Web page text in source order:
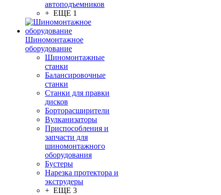
автоподъемников
+ ЕЩЕ 1
Шиномонтажное
оборудование
Шиномонтажные
станки
Балансировочные
станки
Станки для правки
дисков
Борторасширители
Вулканизаторы
Приспособления и
запчасти для
шиномонтажного
оборудования
Бустеры
Нарезка протектора и
экструдеры
+ ЕЩЕ 3